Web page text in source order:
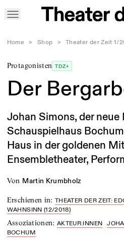
Home > Shop > Theater der Zeit 1/
Protagonisten TDZ+
Der
Johan Simons, der neue
Schauspielhaus
Haus in der goldenen
Ensembletheater,
von Martin Krumbholz
Erschienen in:THEATER DER ZEIT:
WAHNSINN (12/2018)
Assoziationen:AKTEUR:INNEN
BOCHUM